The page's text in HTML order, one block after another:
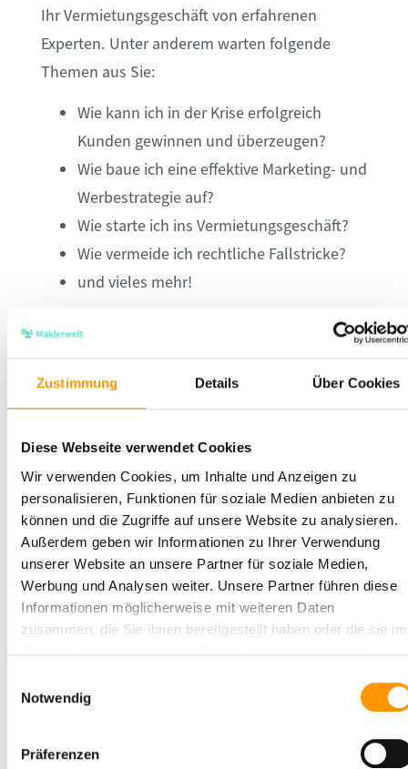
Zustimmung Details Über Cookies
Diese Webseite verwendet Cookies
Wir verwenden Cookies, um Inhalte und Anzeigen zu
personalisieren, Funktionen für soziale Medien anbieten zu
können und die Zugriffe auf unsere Website zu analysieren.
Außerdem geben wir Informationen zu Ihrer Verwendung
unserer Website an unsere Partner für soziale Medien,
Werbung und Analysen weiter. Unsere Partner führen diese
Informationen möglicherweise mit weiteren Daten
zusammen, die Sie ihnen bereitgestellt haben oder die sie im
Notwendig
Präferenzen
Ihr Vermietungsgeschäft von erfahrenen
Experten. Unter anderem warten folgende
Themen aus Sie:
Wiekann ich in der Kriseerfolgreich
Kunden gewinnen und überzeugen?
Wie baueich eine effektive Marketing- und
Werbestrategie auf?
Wie starte ich ins Vermietungsgeschäft?
Wie vermeide ich rechtliche Fallstricke?
und vieles mehr!
Unser Service:
Die häufigsten Fragen,
Beiträgen auf, und vergrößern so Ihren
Wissensschatz.